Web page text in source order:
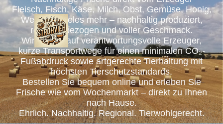
Fleisch, Fisch, Käse, Milch, Obst, Gemüse, Honig,
Wein und vieles mehr – nachhaltig produziert,
regional bezogen und voller Geschmack.
Wir setzen auf verantwortungsvolle Erzeuger,
kurze Transportwege für einen minimalen CO₂-
Fußabdruck sowie artgerechte Tierhaltung mit
höchsten Tierschutzstandards.
Bestellen Sie bequem online und erleben Sie
Frische wie vom Wochenmarkt – direkt zu Ihnen
nach Hause.
Ehrlich. Nachhaltig. Regional. Tierwohlgerecht.